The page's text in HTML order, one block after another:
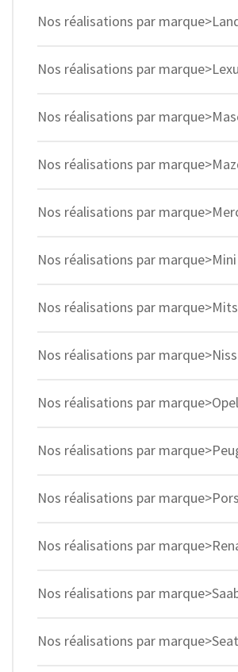
Nos réalisations par
Nos réalisations par
Nos réalisations par
Nos réalisations par
Nos réalisations par
Nos réalisations par marque>Mini
Nos réalisations par
Nos réalisations par
Nos réalisations par marque>Opel
Nos réalisations par
Nos réalisations par
Nos réalisations par
Nos réalisations par
Nos réalisations par marque>Seat